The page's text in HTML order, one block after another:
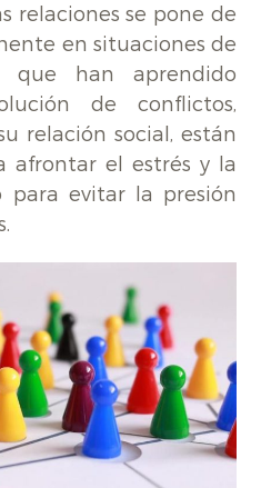
relaciones se pone de
en situaciones de
que han aprendido
de conflictos,
relación social, están
afrontar el estrés y la
para evitar la presión